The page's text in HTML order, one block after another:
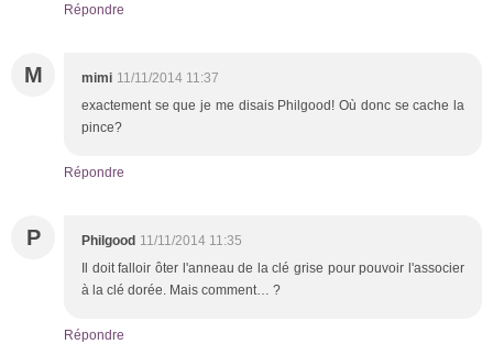
Répondre
M mimi 11/11/2014 11:37
exactement se que je me disais Philgood! Où donc se cache la
pince?
Répondre
P Philgood 11/11/2014 11:35
Il doit falloir ôter l'anneau de la clé grise pour pouvoir l'associer
à la clé dorée. Mais comment… ?
Répondre